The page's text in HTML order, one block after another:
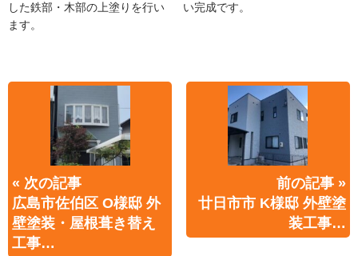
した鉄部・木部の上塗りを行い
ます。
い完成です。
« 次の記事
広島市佐伯区 O様邸 外
壁塗装・屋根葺き替え
工事…
前の記事 »
廿日市市 K様邸 外壁塗
装工事…